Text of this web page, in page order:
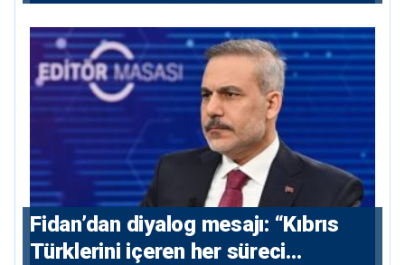
Fidan’dan diyalog mesajı: “Kıbrıs
Türklerini içeren her süreci